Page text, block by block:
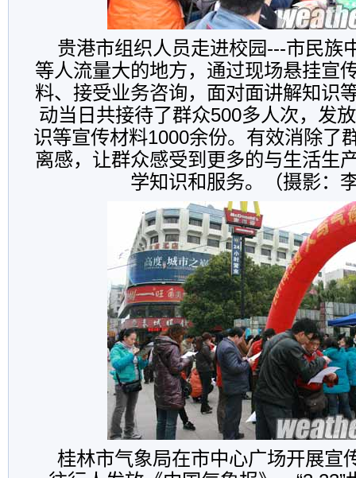
贵港市组织人员走进校园---市民族
等人流量大的地方，通过现场悬挂宣
料、接受业务咨询，面对面讲解知识
动当日共接待了群众500多人次，发
识等宣传材料1000余份。有效消除了
离感，让群众感受到更多的与生活生
学知识和服务。（摄影：
桂林市气象局在市中心广场开展宣